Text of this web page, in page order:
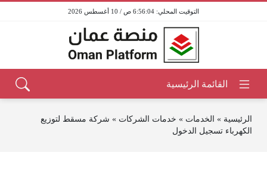
6:56:04 ص / 10 أغسطس 2026
الرئيسية » الخدمات » خدمات الشركات » شركة مسقط لتوزيع
الكهرباء تسجيل الدخول